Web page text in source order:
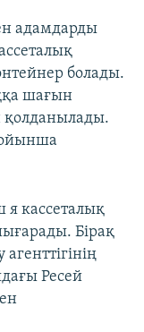
адамдарды
болады.
шағын
қолданылады.
я кассеталық
Бірақ
Ресей